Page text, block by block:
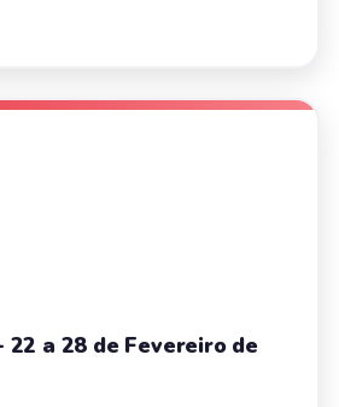
a 28 de Fevereiro de